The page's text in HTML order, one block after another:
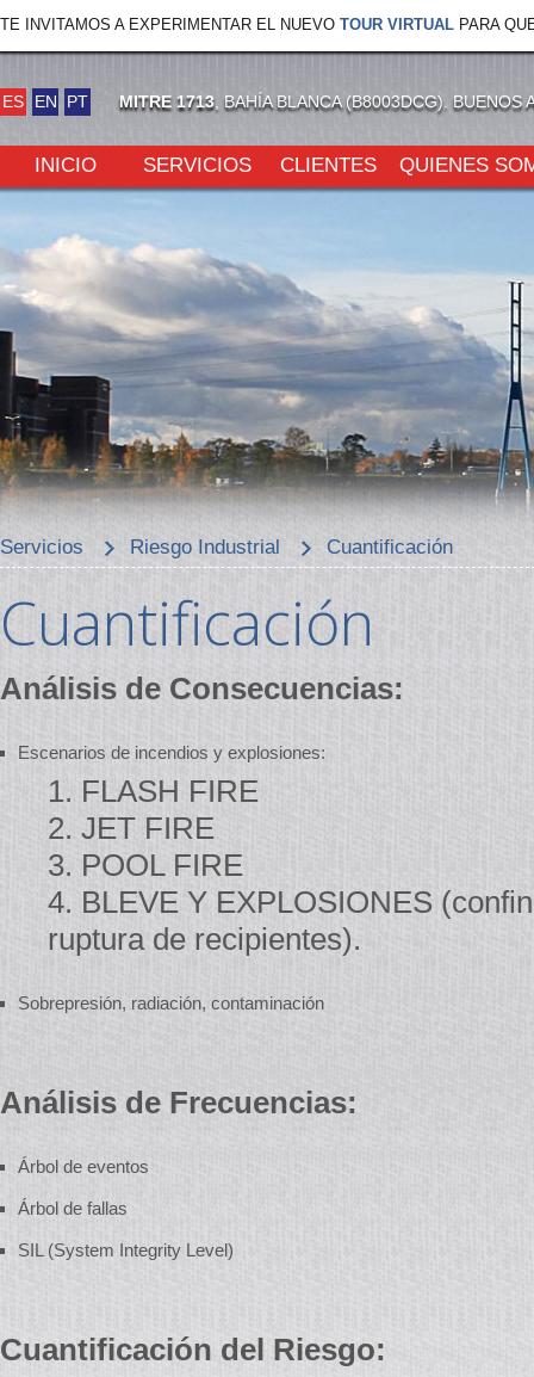
INICIO SERVICIOS CLIENTES QUIENES
Servicios Riesgo Industrial Cuantificación
Cuantificación
Análisis de Consecuencias:
Escenarios de incendios y explosiones:
1. FLASH FIRE
2. JET FIRE
3. POOL FIRE
4. BLEVE Y EXPLOSIONES
ruptura de recipientes).
Sobrepresión, radiación, contaminación
Análisis de Frecuencias:
Árbol de eventos
Árbol de fallas
SIL (System Integrity Level)
Cuantificación del Riesgo:
ES EN PT MITRE 1713 , BAHÍA BLANCA (B8003DCG). BUENOS
TE INVITAMOS A EXPERIMENTAR EL NUEVO TOUR VIRTUAL PARA